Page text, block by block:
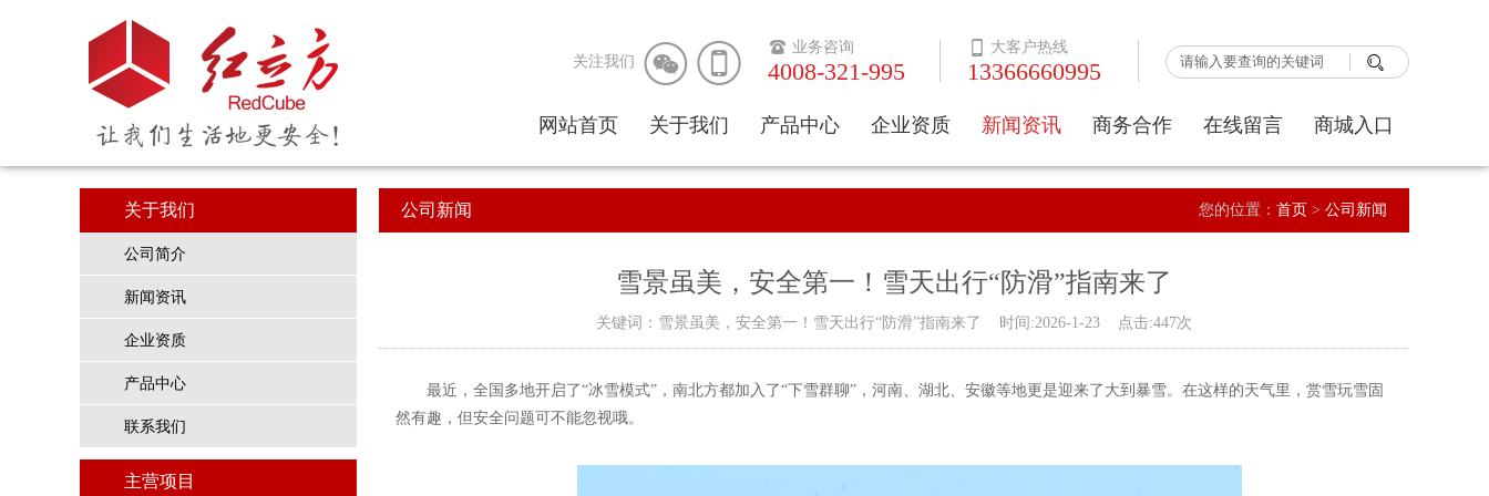

 大客户热线
13366660995
 业务咨询
4008-321-995


关注我们
网站首页 关于我们
公司简介
企业视频
产品中心
消毒湿巾
柜
防护应急型
防灾减灾型
企业资质 新闻资讯
公司动态
商务合作 在线留言 商城入口
京东入口
1688入口
关于我们
公司简介
新闻资讯
企业资质
产品中心
联系我们
主营项目
公司新闻 您的位置： 首页 > 公司新闻
雪景虽美，安全第一！雪天出行“防滑”指南来了
关键词：雪景虽美，安全第一！雪天出行“防滑”指南来了 时间:2026-1-23 点击:447次
最近，全国多地开启了“冰雪模式”，南北方都加入了“下雪群聊”，河南、湖北、安徽等地更是迎来了大到暴雪。在这样的天气里，赏雪玩雪固
然有趣，但安全问题可不能忽视哦。